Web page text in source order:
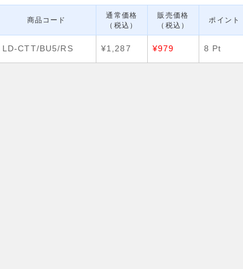
商品コード
通常価格
（税込）
販売価格
（税込）
ポイント
LD-CTT/BU5/RS ¥1,287 ¥979 8 Pt